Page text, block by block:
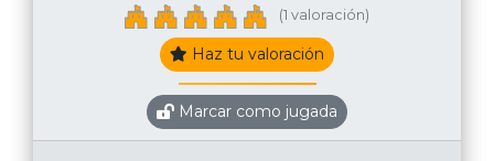
(1 valoración)
Haz tu valoración
Marcar como jugada